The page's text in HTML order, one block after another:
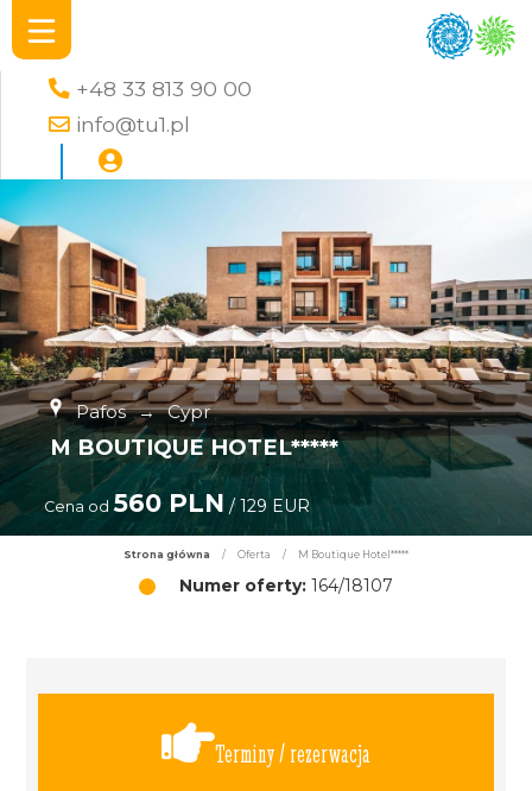
+48 33 813 90 00
info@tu1.pl
Pafos → Cypr
M BOUTIQUE HOTEL*****
Cena od 560 PLN / 129 EUR
Strona główna / Oferta / M Boutique Hotel*****
Numer oferty: 164/18107
Terminy / rezerwacja